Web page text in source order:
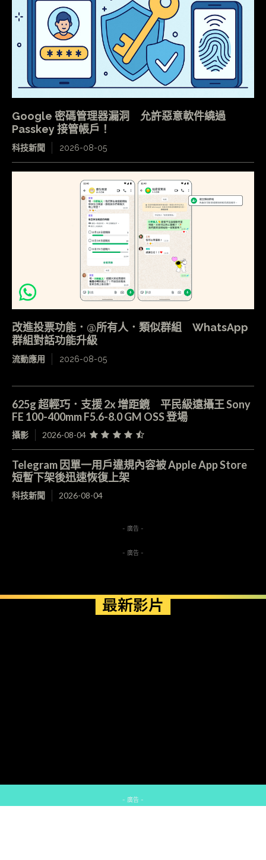
Google 密碼管理器漏洞 允許惡意軟件繞過
Passkey 接管帳戶！
科技新聞 2026-08-05
改進投票功能．@所有人．類似群組 WhatsApp
群組對話功能升級
流動應用 2026-08-05
625g 超輕巧．支援 2x 增距鏡 平民級遠攝王 Sony
FE 100-400mm F5.6-8.0 GM OSS 登場
攝影 2026-08-04
Telegram 因單一用戶違規內容被 Apple App Store
短暫下架後迅速恢復上架
科技新聞 2026-08-04
- 廣告 -
- 廣告 -
最新影片
- 廣告 -